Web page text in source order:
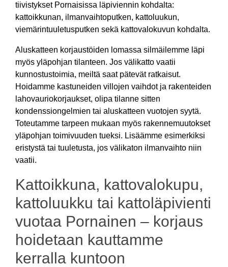
tiivistykset Pornaisissa läpiviennin kohdalta:
kattoikkunan, ilmanvaihtoputken, kattoluukun,
viemärintuuletusputken sekä kattovalokuvun kohdalta.
Aluskatteen korjaustöiden lomassa silmäilemme läpi
myös yläpohjan tilanteen. Jos välikatto vaatii
kunnostustoimia, meiltä saat pätevät ratkaisut.
Hoidamme kastuneiden villojen vaihdot ja rakenteiden
lahovauriokorjaukset, olipa tilanne sitten
kondenssiongelmien tai aluskatteen vuotojen syytä.
Toteutamme tarpeen mukaan myös rakennemuutokset
yläpohjan toimivuuden tueksi. Lisäämme esimerkiksi
eristystä tai tuuletusta, jos välikaton ilmanvaihto niin
vaatii.
Kattoikkuna, kattovalokupu,
kattoluukku tai kattoläpivienti
vuotaa Pornainen – korjaus
hoidetaan kauttamme
kerralla kuntoon